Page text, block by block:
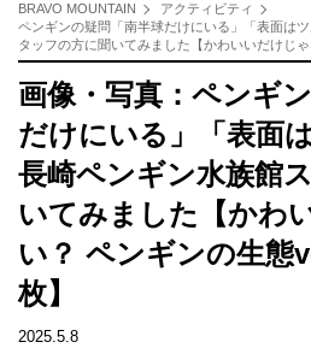
BRAVO MOUNTAIN
アクティビティ
ペンギンの疑問「南半球だけにいる」「表面は
タッフの方に聞いてみました【かわいいだけじ
画像・写真：ペンギ
だけにいる」「表面
長崎ペンギン水族館
いてみました【かわ
い？ ペンギンの生態
枚】
2025.5.8